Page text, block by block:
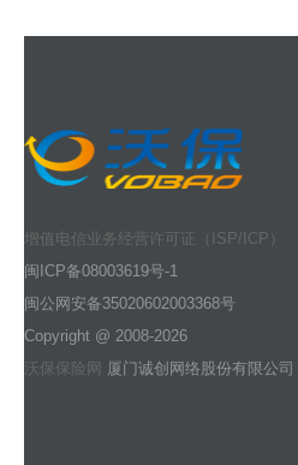
增值电信业务经营许可证（ISP/ICP）
闽ICP备08003619号-1
闽公网安备35020602003368号
Copyright @ 2008-2026
沃保保险网 厦门诚创网络股份有限公